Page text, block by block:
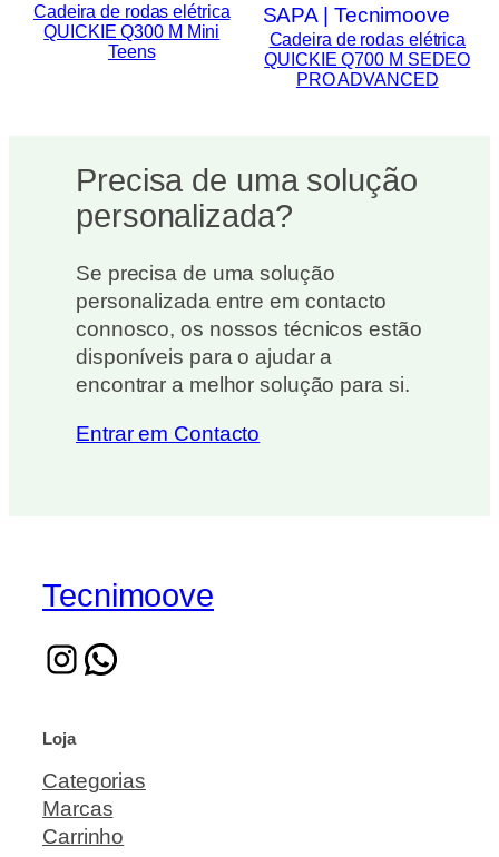
Cadeira de rodas elétrica
QUICKIE Q300 M Mini
Teens
Cadeira de rodas elétrica
QUICKIE Q700 M SEDEO
PRO ADVANCED
Precisa de uma solução
personalizada?
Se precisa de uma solução
personalizada entre em contacto
connosco, os nossos técnicos estão
disponíveis para o ajudar a
encontrar a melhor solução para si.
Entrar em Contacto
Tecnimoove
Loja
Categorias
Marcas
Carrinho